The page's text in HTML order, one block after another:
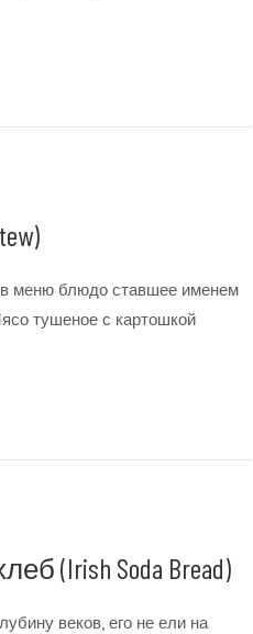
в меню блюдо ставшее именем
тушеное с картошкой
(Irish Soda Bread)
веков, его не ели на